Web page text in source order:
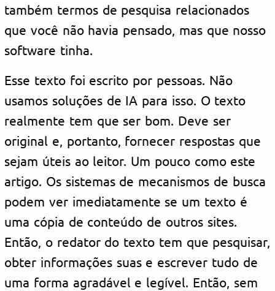
também termos de pesquisa relacionados
que você não havia pensado, mas que nosso
software tinha.
Esse texto foi escrito por pessoas. Não
usamos soluções de IA para isso. O texto
realmente tem que ser bom. Deve ser
original e, portanto, fornecer respostas que
sejam úteis ao leitor. Um pouco como este
artigo. Os sistemas de mecanismos de busca
podem ver imediatamente se um texto é
uma cópia de conteúdo de outros sites.
Então, o redator do texto tem que pesquisar,
obter informações suas e escrever tudo de
uma forma agradável e legível. Então, sem